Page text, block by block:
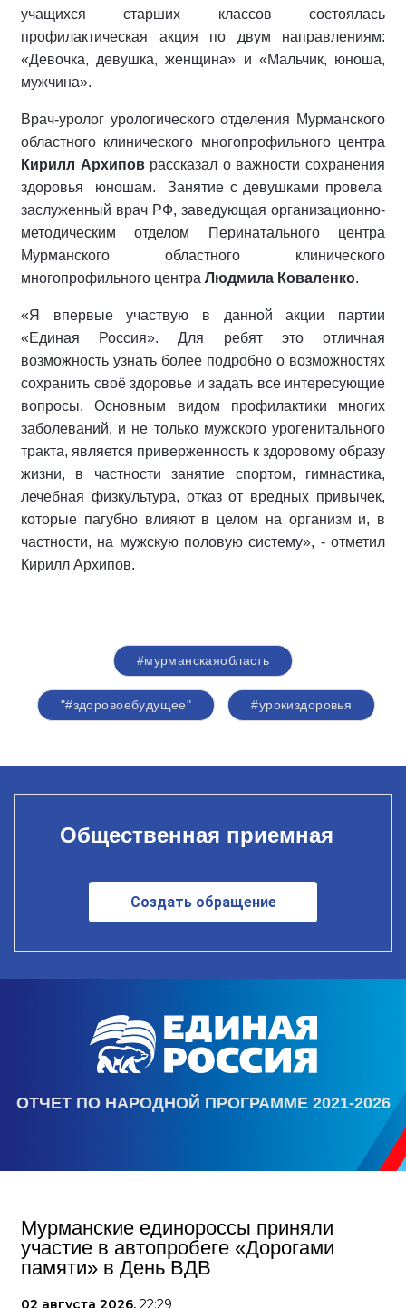
учащихся старших классов состоялась
профилактическая акция по двум направлениям:
«Девочка, девушка, женщина» и «Мальчик, юноша,
мужчина».
Врач-уролог урологического отделения Мурманского
областного клинического многопрофильного центра
Кирилл Архиповрассказал о важности сохранения
здоровья юношам. Занятие с девушками провела
заслуженный врач РФ, заведующая организационно-
методическим отделом Перинатального центра
Мурманского областного клинического
многопрофильного центра Людмила Коваленко.
«Я впервые участвую в данной акции партии
«Единая Россия». Для ребят это отличная
возможность узнать более подробно о возможностях
сохранить своё здоровье и задать все интересующие
вопросы. Основным видом профилактики многих
заболеваний, и не только мужского урогенитального
тракта, является приверженность к здоровому образу
жизни, в частности занятие спортом, гимнастика,
лечебная физкультура, отказ от вредных привычек,
которые пагубно влияют в целом на организм и, в
частности, на мужскую половую систему», - отметил
Кирилл Архипов.
#мурманскаяобласть
"#здоровоебудущее" #урокиздоровья
Общественная приемная
Создать обращение
ОТЧЕТ ПО НАРОДНОЙ ПРОГРАММЕ 2021-2026
Мурманские единороссы приняли
участие в автопробеге «Дорогами
памяти» в День ВДВ
02 августа 2026, 22:29